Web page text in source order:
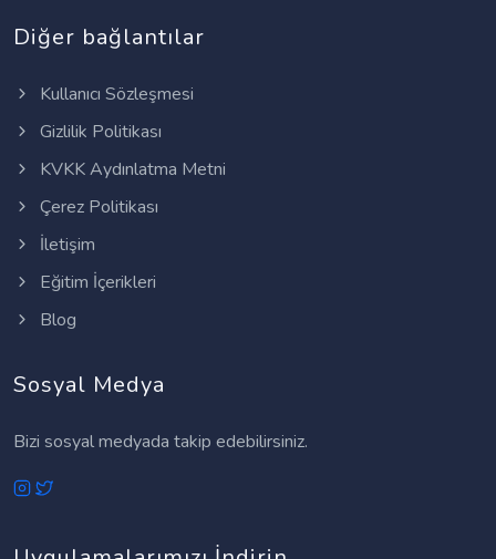
Diğer bağlantılar
Kullanıcı Sözleşmesi
Gizlilik Politikası
KVKK Aydınlatma Metni
Çerez Politikası
İletişim
Eğitim İçerikleri
Blog
Sosyal Medya
Bizi sosyal medyada takip edebilirsiniz.